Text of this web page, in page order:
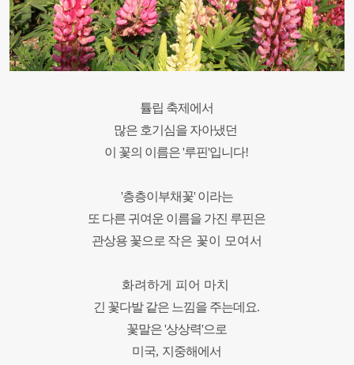
튤립 축제에서
많은 호기심을 자아냈던
이 꽃의 이름은 '루핀'입니다!
'층층이부채꽃' 이라는
또 다른 귀여운 이름을 가진 루핀은
관상용 꽃으로 작은 꽃이 모여서
화려하게 피어 마치
긴 꽃다발 같은 느낌을 주는데요.
꽃말은 '상상력'으로
미국, 지중해에서